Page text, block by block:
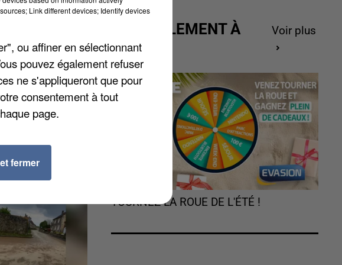
celles dont les
accueil de
garderies et
accueillir
En revanche,
ACTUELLEMENT À
GAGNER
Voir plus
TOURNEZ LA ROUE DE L'ÉTÉ !
Link different devices; Identify devices
ou affiner en sélectionnant
pouvez également refuser
ne s'appliqueront que pour
consentement à tout
page.
fermer